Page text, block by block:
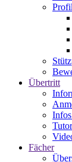
Übertritt
Fächer